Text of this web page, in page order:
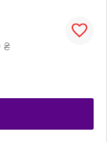
₴